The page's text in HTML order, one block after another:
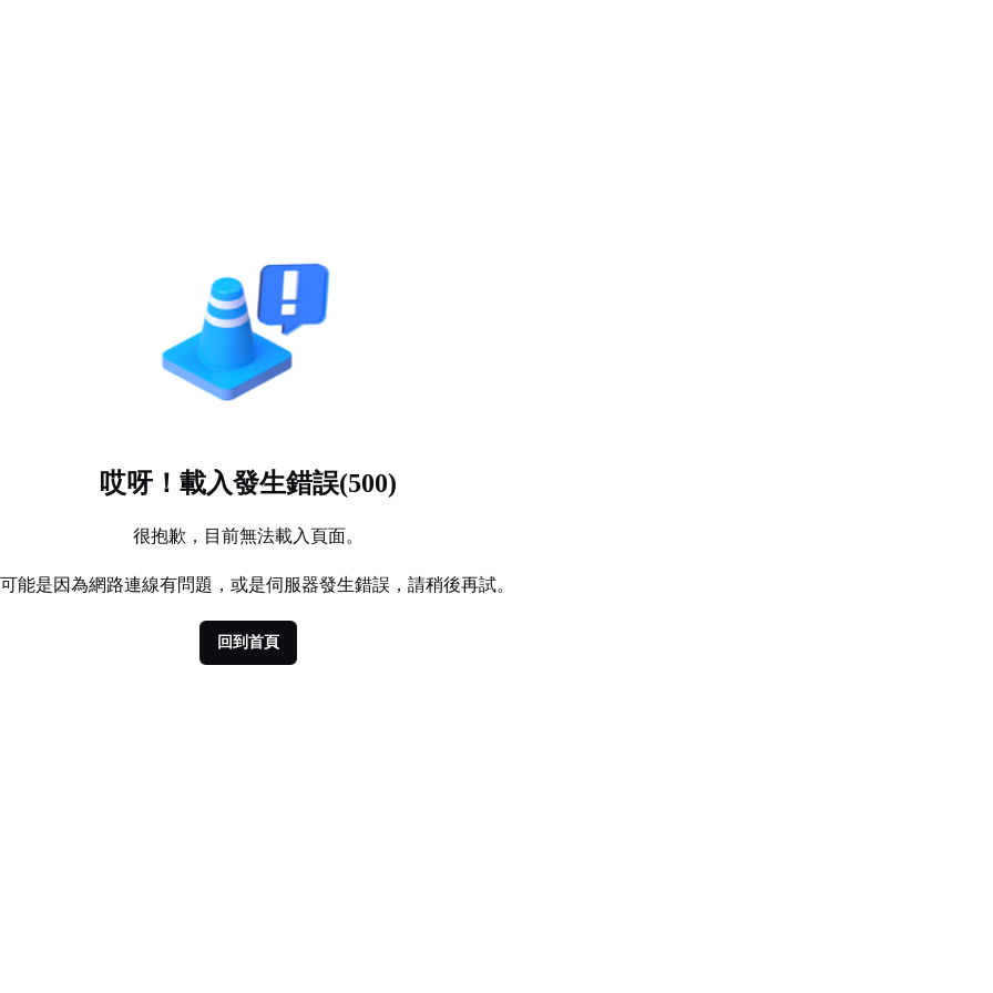
哎呀！載入發生錯誤(500)
很抱歉，目前無法載入頁面。
能是因為網路連線有問題，或是伺服器發生錯誤，請稍後再試。
回到首頁